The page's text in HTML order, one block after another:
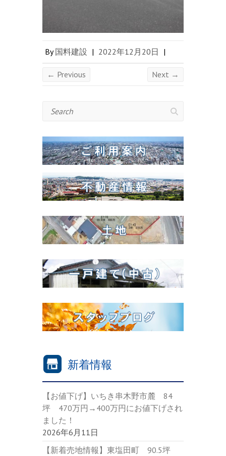
By国料建設 | 2022年12月20日 |
← Previous Next →
Search
新着情報
【お値下げ】いちき串木野市麓 84
坪 470万円→400万円にお値下げされ
ました！
2026年6月11日
【新着売地情報】東塩田町 90.5坪